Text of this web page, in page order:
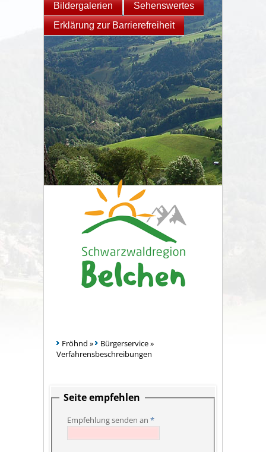
Bildergalerien
Sehenswertes
Erklärung zur Barrierefreiheit
Fröhnd » Bürgerservice»
Verfahrensbeschreibungen
Seite empfehlen
Empfehlung senden an *